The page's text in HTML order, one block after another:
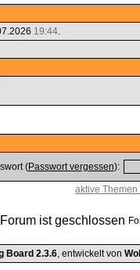
19:44.
(Passwort vergessen):
aktive
Board 2.3.6, entwickelt von